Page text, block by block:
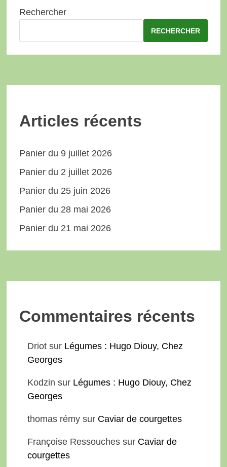
Rechercher
RECHERCHER
Articles récents
Panier du 9 juillet 2026
Panier du 2 juillet 2026
Panier du 25 juin 2026
Panier du 28 mai 2026
Panier du 21 mai 2026
Commentaires récents
Driot sur Légumes : Hugo Diouy, Chez
Georges
Kodzin sur Légumes : Hugo Diouy, Chez
Georges
thomas rémy sur Caviar de courgettes
Françoise Ressouches sur Caviar de
courgettes